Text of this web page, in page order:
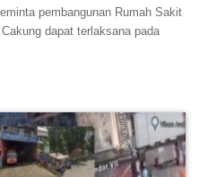
pembangunan Rumah Sakit
dapat terlaksana pada